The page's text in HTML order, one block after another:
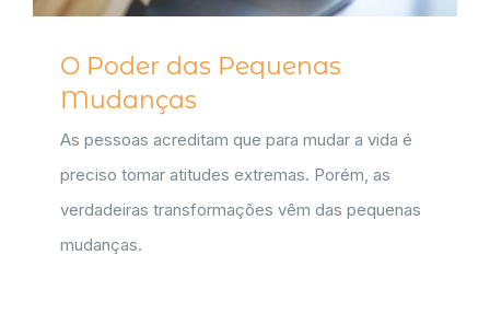
O Poder das Pequenas
Mudanças
As pessoas acreditam que para mudar a vida é
preciso tomar atitudes extremas. Porém, as
verdadeiras transformações vêm das pequenas
mudanças.